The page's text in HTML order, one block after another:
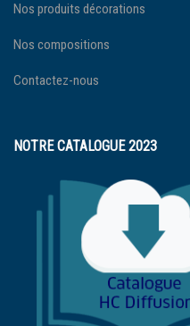
Nos produits décorations
Nos compositions
Contactez-nous
NOTRE CATALOGUE 2023